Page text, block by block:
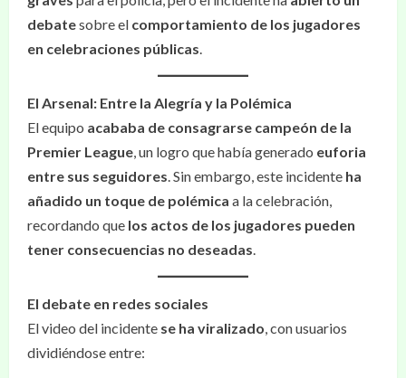
debatesobre el comportamiento de los jugadores
en celebraciones públicas.
El Arsenal: Entre la Alegría y la Polémica
El equipo acababa de consagrarse campeón de la
Premier League, un logro que había generado euforia
entre sus seguidores. Sin embargo, este incidente ha
añadido un toque de polémica a la celebración,
recordando que los actos de los jugadores pueden
tener consecuencias no deseadas.
El debate en redes sociales
El video del incidente se ha viralizado, con usuarios
dividiéndose entre: